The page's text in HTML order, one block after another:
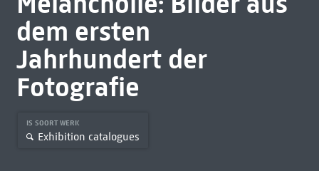
dem ersten
Jahrhundert der
Fotografie
IS SOORT WERK
Exhibition catalogues